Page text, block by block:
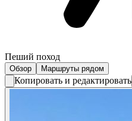
Пеший поход
Обзор Маршруты рядом
Копировать и редактировать